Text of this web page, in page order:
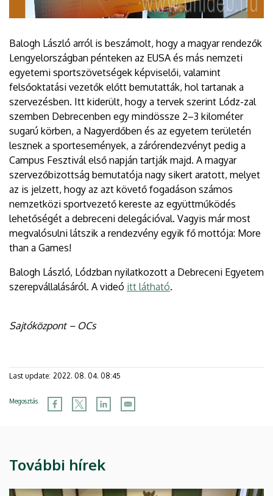
Balogh László arról is beszámolt, hogy a magyar rendezők
Lengyelországban pénteken az EUSA és más nemzeti
egyetemi sportszövetségek képviselői, valamint
felsőoktatási vezetők előtt bemutatták, hol tartanak a
szervezésben. Itt kiderült, hogy a tervek szerint Lódz-zal
szemben Debrecenben egy mindössze 2–3 kilométer
sugarú körben, a Nagyerdőben és az egyetem területén
lesznek a sportesemények, a zárórendezvényt pedig a
Campus Fesztivál első napján tartják majd. A magyar
szervezőbizottság bemutatója nagy sikert aratott, melyet
az is jelzett, hogy az azt követő fogadáson számos
nemzetközi sportvezető kereste az együttműködés
lehetőségét a debreceni delegációval. Vagyis már most
megvalósulni látszik a rendezvény egyik fő mottója: More
than a Games!
Balogh László, Lódzban nyilatkozott a Debreceni Egyetem
szerepvállalásáról. A videó itt látható.
Sajtóközpont – OCs
Last update: 2022. 08. 04. 08:45
Megosztás
További hírek